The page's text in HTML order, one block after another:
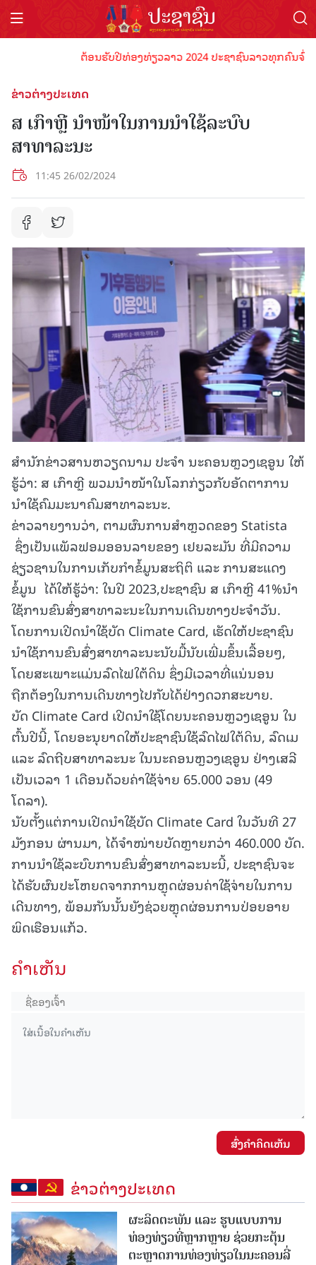
ຕ້ອນຮັບປີທ່ອງທ່ຽວລາວ 2024 ປະຊາຊົນລາວທຸກຄົນຈົ່ງ
ຂ່າວຕ່າງປະເທດ
ສ ເກົາຫຼີ ນຳໜ້າໃນການນຳໃຊ້ລະບົບ
ສາທາລະນະ
11:45 26/02/2024
ສຳນັກຂ່າວສານຫວຽດນາມ ປະຈຳ ນະຄອນຫຼວງເຊອູນ ໃຫ້
ຮູ້ວ່າ: ສ ເກົາຫຼີ ພວມນຳໜ້າໃນໂລກກ່ຽວກັບອັດຕາການ
ນຳໃຊ້ຄົມມະນາຄົມສາທາລະນະ.
ຂ່າວລາຍງານວ່າ, ຕາມຜົນການສໍາຫຼວດຂອງ Statista
ຊຶ່ງເປັນແພັລຟອມອອນລາຍຂອງ ເຢຍລະມັນ ທີ່ມີຄວາມ
ຊ່ຽວຊານໃນການເກັບກໍາຂໍ້ມູນສະຖິຕິ ແລະ ການສະແດງ
ຂໍ້ມູນ ໄດ້ໃຫ້ຮູ້ວ່າ: ໃນປີ 2023,ປະຊາຊົນ ສ ເກົາຫຼີ 41%ນໍາ
ໃຊ້ການຂົນສົ່ງສາທາລະນະໃນການເດີນທາງປະຈໍາວັນ.
ໂດຍການເປີດນໍາໃຊ້ບັດ Climate Card, ເຮັດໃຫ້ປະຊາຊົນ
ນໍາໃຊ້ການຂົນສົ່ງສາທາລະນະນັບມື້ນັບເພີ່ມຂຶ້ນເລື້ອຍໆ,
ໂດຍສະເພາະແມ່ນລົດໄຟໃຕ້ດິນ ຊຶ່ງມີເວລາທີ່ແນ່ນອນ
ຖືກຕ້ອງໃນການເດີນທາງໄປກັບໄດ້ຢ່າງດວກສະບາຍ.
ບັດ Climate Card ເປີດນໍາໃຊ້ໂດຍນະຄອນຫຼວງເຊອູນ ໃນ
ຕົ້ນປີນີ້, ໂດຍອະນຸຍາດໃຫ້ປະຊາຊົນໃຊ້ລົດໄຟໃຕ້ດິນ, ລົດເມ
ແລະ ລົດຖີບສາທາລະນະ ໃນນະຄອນຫຼວງເຊອູນ ຢ່າງເສລີ
ເປັນເວລາ 1 ເດືອນດ້ວຍຄ່າໃຊ້ຈ່າຍ 65.000 ວອນ (49
ໂດລາ).
ນັບຕັ້ງແຕ່ການເປີດນຳໃຊ້ບັດ Climate Card ໃນວັນທີ 27
ມັງກອນ ຜ່ານມາ, ໄດ້ຈຳໜ່າຍບັດຫຼາຍກວ່າ 460.000 ບັດ.
ການນໍາໃຊ້ລະບົບການຂົນສົ່ງສາທາລະນະນີ້, ປະຊາຊົນຈະ
ໄດ້ຮັບຜົນປະໂຫຍດຈາກການຫຼຸດຜ່ອນຄ່າໃຊ້ຈ່າຍໃນການ
ເດີນທາງ, ພ້ອມກັນນັ້ນຍັງຊ່ວຍຫຼຸດຜ່ອນການປ່ອຍອາຍ
ພິດເຮືອນແກ້ວ.
ຄໍາເຫັນ
ສົ່ງຄໍາຄິດເຫັນ
ຂ່າວຕ່າງປະເທດ
ຜະລິດຕະພັນ ແລະ ຮູບແບບການ
ທ່ອງທ່ຽວທີ່ຫຼາກຫຼາຍ ຊ່ວຍກະຕຸ້ນ
ຕະຫຼາດການທ່ອງທ່ຽວໃນນະຄອນລີ່